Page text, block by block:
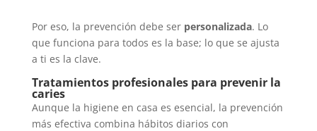
Por eso, la prevención debe ser personalizada. Lo
que funciona para todos es la base; lo que se ajusta
a ti es la clave.
Tratamientos profesionales para prevenir la
caries
Aunque la higiene en casa es esencial, la prevención
más efectiva combina hábitos diarios con